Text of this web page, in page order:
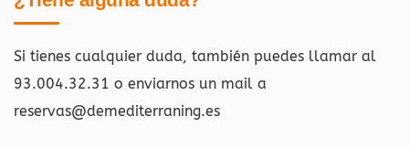
Si tienes cualquier duda, también puedes llamar al
93.004.32.31 o enviarnos un mail a
reservas@demediterraning.es